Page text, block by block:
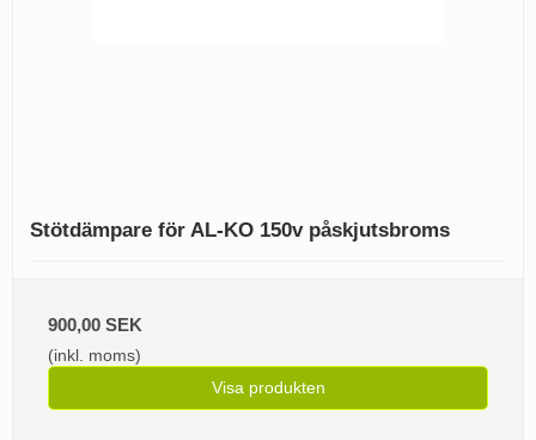
Stötdämpare för AL-KO 150v påskjutsbroms
900,00 SEK
(inkl. moms)
Visa produkten